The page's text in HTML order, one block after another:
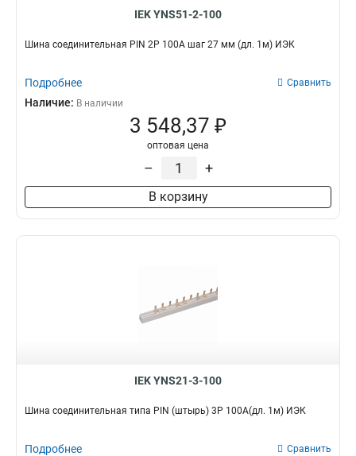
IEK YNS51-2-100
Шина соединительная PIN 2Р 100А шаг 27 мм (дл. 1м) ИЭК
Подробнее Сравнить
Наличие: В наличии
3 548,37 ₽
оптовая цена
– +
В корзину
IEK YNS21-3-100
Шина соединительная типа PIN (штырь) 3Р 100А(дл. 1м) ИЭК
Подробнее Сравнить